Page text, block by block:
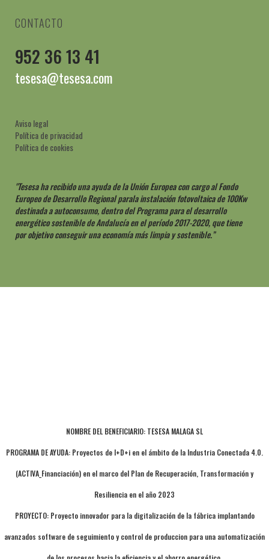
CONTACTO
952 36 13 41
tesesa@tesesa.com
Aviso legal
Política de privacidad
Política de cookies
"Tesesa ha recibido una ayuda de la Unión Europea con cargo al Fondo
Europeo de Desarrollo Regional parala instalación fotovoltaica de 100Kw
destinada a autoconsumo, dentro del Programa para el desarrollo
energético sostenible de Andalucía en el período 2017-2020, que tiene
por objetivo conseguir una economía más limpia y sostenible.”
NOMBRE DEL BENEFICIARIO: TESESA MALAGA SL
PROGRAMA DE AYUDA: Proyectos de I+D+i en el ámbito de la Industria Conectada 4.0.
(ACTIVA_Financiación) en el marco del Plan de Recuperación, Transformación y
Resiliencia en el año 2023
PROYECTO: Proyecto innovador para la digitalización de la fábrica implantando
avanzados software de seguimiento y control de produccion para una automatización